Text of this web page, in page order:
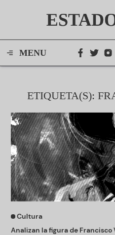
MENU
ETIQUETA(S):
Cultura
Analizan la figura de Francisco